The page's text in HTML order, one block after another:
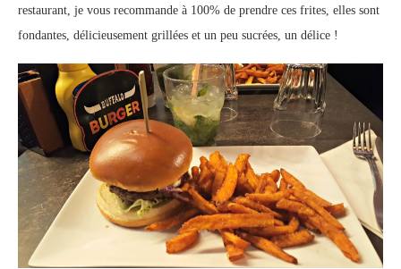
restaurant, je vous recommande à 100% de prendre ces frites, elles sont
fondantes, délicieusement grillées et un peu sucrées, un délice !